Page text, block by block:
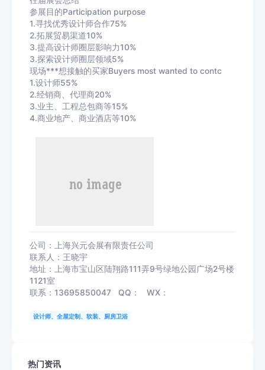
参展目的Participation purpose
1.寻找优秀设计师合作75%
2.拓展贸易渠道10%
3.提高设计师圈层影响力10%
3.探索设计师圈层领域5%
现场***想接触的买家Buyers most wanted to contc
1.设计师55%
2.经销商、代理商20%
3.业主、工程总包商等15%
4.商业地产、商业酒店等10%
公司：上海兴元会展有限责任公司
联系人：王晓宇
地址：上海市宝山区陆翔路111弄9号绿地公园广场2号楼
1121室
联系：13695850047 QQ： WX：
设计师、全屋定制、软装、厨房卫浴
热门资讯